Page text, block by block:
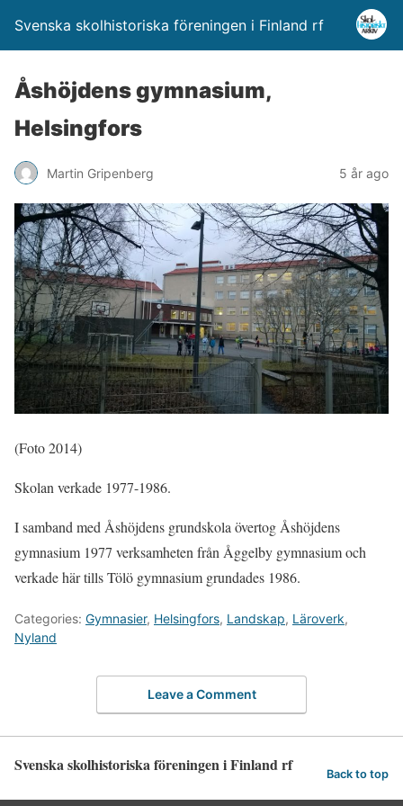
Svenska skolhistoriska föreningen i Finland rf
Åshöjdens gymnasium,
Helsingfors
Martin Gripenberg 5 år ago
(Foto 2014)
Skolan verkade 1977-1986.
I samband med Åshöjdens grundskola övertog Åshöjdens
gymnasium 1977 verksamheten från Åggelby gymnasium och
verkade här tills Tölö gymnasium grundades 1986.
Categories: Gymnasier, Helsingfors, Landskap, Läroverk,
Nyland
Leave a Comment
Svenska skolhistoriska föreningen i Finland rf Back to top